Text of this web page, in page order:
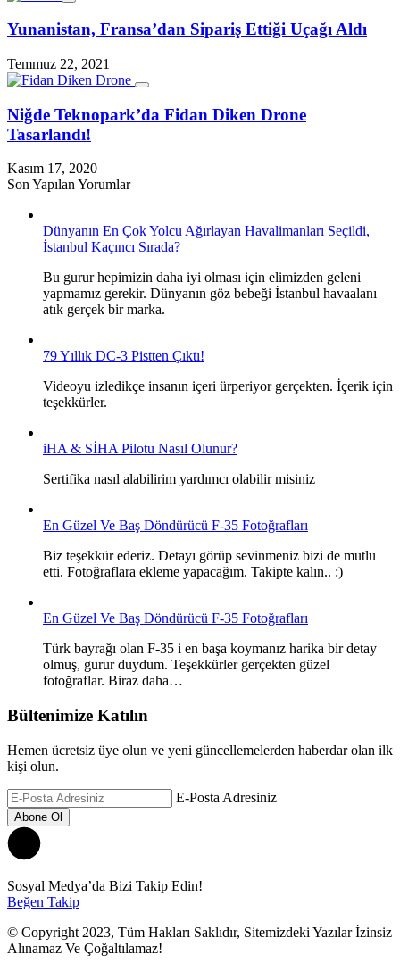
Yunanistan, Fransa’dan Sipariş Ettiği Uçağı Aldı
Temmuz 22, 2021
Niğde Teknopark’da Fidan Diken Drone
Tasarlandı!
Kasım 17, 2020
Son Yapılan Yorumlar
Dünyanın En Çok Yolcu Ağırlayan Havalimanları Seçildi,
İstanbul Kaçıncı Sırada?
Bu gurur hepimizin daha iyi olması için elimizden geleni
yapmamız gerekir. Dünyanın göz bebeği İstanbul havaalanı
atık gerçek bir marka.
79 Yıllık DC-3 Pistten Çıktı!
Videoyu izledikçe insanın içeri ürperiyor gerçekten. İçerik için
teşekkürler.
iHA & SİHA Pilotu Nasıl Olunur?
Sertifika nasıl alabilirim yardımcı olabilir misiniz
En Güzel Ve Baş Döndürücü F-35 Fotoğrafları
Biz teşekkür ederiz. Detayı görüp sevinmeniz bizi de mutlu
etti. Fotoğraflara ekleme yapacağım. Takipte kalın.. :)
En Güzel Ve Baş Döndürücü F-35 Fotoğrafları
Türk bayrağı olan F-35 i en başa koymanız harika bir detay
olmuş, gurur duydum. Teşekkürler gerçekten güzel
fotoğraflar. Biraz daha…
Bültenimize Katılın
Hemen ücretsiz üye olun ve yeni güncellemelerden haberdar olan ilk
kişi olun.
E-Posta Adresiniz
Sosyal Medya’da Bizi Takip Edin!
Beğen Takip
© Copyright 2023, Tüm Hakları Saklıdır, Sitemizdeki Yazılar İzinsiz
Alınamaz Ve Çoğaltılamaz!